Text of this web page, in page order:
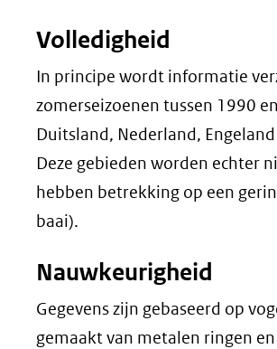
Volledigheid
In principe wordt informatie
zomerseizoenen tussen 1990
Duitsland, Nederland,
Deze gebieden worden echter
hebben betrekking op een
baai).
Nauwkeurigheid
Gegevens zijn gebaseerd op
gemaakt van metalen ringen